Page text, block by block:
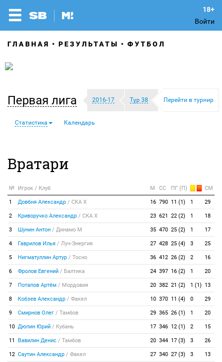
Войти
ГЛАВНАЯ РЕЗУЛЬТАТЫ ФУТБОЛ
Первая лига 2016-17 Тур 38 Перейти в турнир
Статистика Календарь
Вратари
№ Игрок / Клуб М СС ПГ (П) СМ
1 Довбня Александр / СКА Х 16 790 11 (1) 1 29
2 Криворучко Александр / СКА Х 23 621 22 (2) 1 18
3 Шунин Антон / Динамо М 35 470 25 (2) 1 17
4 Гаврилов Илья / Луч-Энергия 27 428 25 (4) 3 25
5 Нигматуллин Артур / Тосно 36 412 26 (2) 2 16
6 Фролов Евгений / Балтика 24 397 16 (2) 1 20
7 Потапов Артём / Мордовия 20 382 21 (2) 1 (1) 13
8 Кобзев Александр / Факел 10 370 11 (4) 0 29
9 Смирнов Олег / Тамбов 29 365 26 (1) 1 20
10 Дюпин Юрий / Кубань 17 346 12 (1) 2 15
11 Вавилин Денис / Тамбов 20 344 17 (3) 3 26
12 Саутин Александр / Факел 27 340 27 (3) 3 13